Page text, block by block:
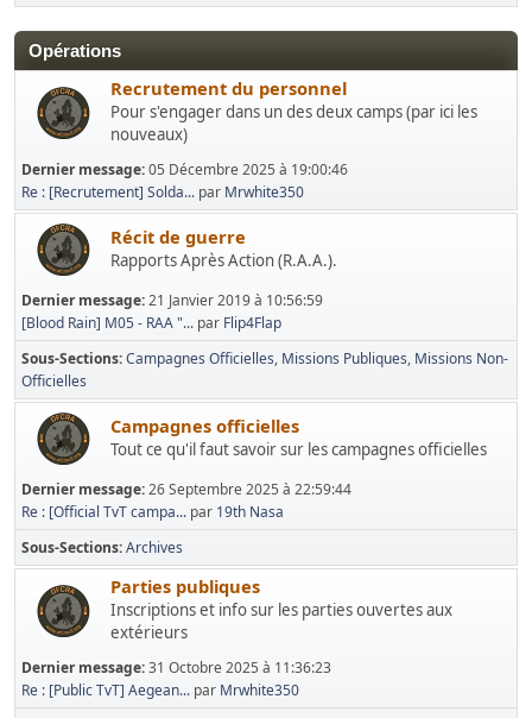
Opérations
Recrutement du personnel
Pour s'engager dans un des deux camps (par ici les
nouveaux)
Dernier message:05 Décembre 2025 à 19:00:46
Re : [Recrutement] Solda... par Mrwhite350
Récit de guerre
Rapports Après Action (R.A.A.).
Dernier message:21 Janvier 2019 à 10:56:59
[Blood Rain] M05 - RAA "... par Flip4Flap
Sous-Sections Campagnes Officielles Missions Publiques Missions Non-
Officielles
Campagnes officielles
Tout ce qu'il faut savoir sur les campagnes officielles
Dernier message:26 Septembre 2025 à 22:59:44
Re : [Official TvT campa... par 19th Nasa
Sous-Sections Archives
Parties publiques
Inscriptions et info sur les parties ouvertes aux
extérieurs
Dernier message:31 Octobre 2025 à 11:36:23
Re : [Public TvT] Aegean... par Mrwhite350